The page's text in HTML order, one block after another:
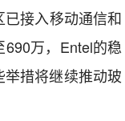
接入移动通信和
万，Entel的稳
措将继续推动玻